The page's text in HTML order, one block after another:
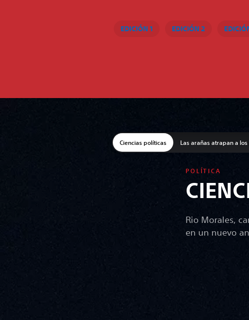
EDICIÓN 1 EDICIÓN 2
Ciencias políticas Las arañas atrapan a
POLÍTICA
Rio Morales,
en un nuevo